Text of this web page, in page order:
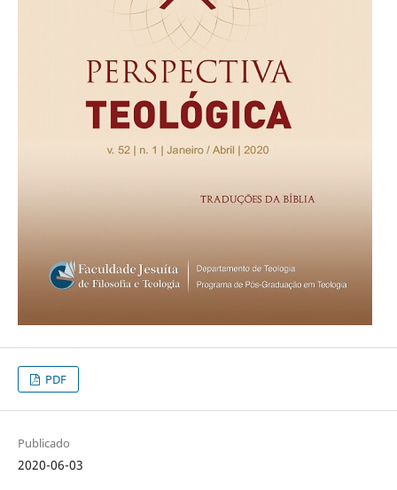
PDF
Publicado
2020-06-03